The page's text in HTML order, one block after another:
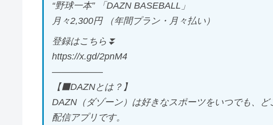
“野球一本” 「DAZN BASEBALL」
月々2,300円 （年間プラン・月々払い）
登録はこちら⏬
https://x.gd/2pnM4
—————–
【⬛DAZNとは？】
DAZN（ダゾーン）は好きなスポーツをいつでも、
配信アプリです。